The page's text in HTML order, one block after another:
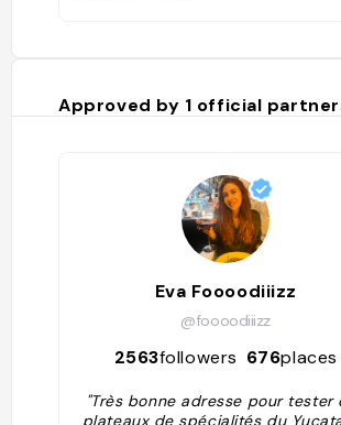
Approved by 1 official
Eva Foooodiiizz
@foooodiiizz
2563followers 676places
"Très bonne adresse pour tester
plateaux de spécialités du